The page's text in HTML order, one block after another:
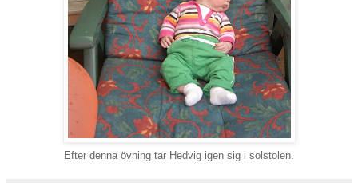
Efter denna övning tar Hedvig igen sig i solstolen.